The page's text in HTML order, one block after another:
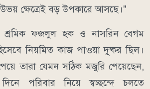
ক্ষেত্রেই বড় উপকারে আসছে।"
শ্রমিক ফজলুল হক ও নাসরিন বেগম
নিয়মিত কাজ পাওয়া দুষ্কর ছিল।
তারা যেমন সঠিক মজুরি পেয়েছেন,
পরিবার নিয়ে স্বচ্ছন্দে চলতে